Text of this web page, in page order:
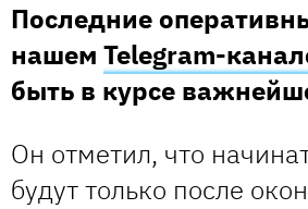
Последние
нашем Telegram-
быть в курсе
Он отметил, что
будут только после